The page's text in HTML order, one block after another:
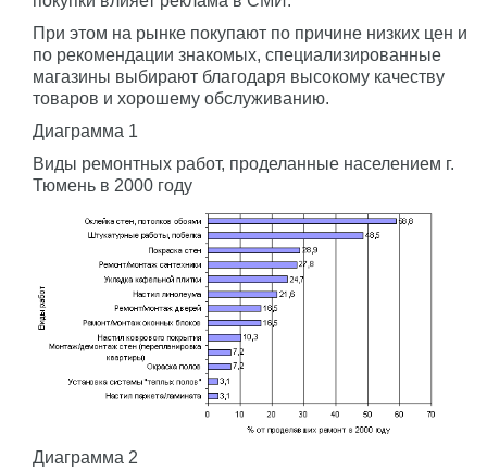
При этом на рынке покупают по причине низких цен и
по рекомендации знакомых, специализированные
магазины выбирают благодаря высокому качеству
товаров и хорошему обслуживанию.
Диаграмма 1
Виды ремонтных работ, проделанные населением г.
Тюмень в 2000 году
Диаграмма 2